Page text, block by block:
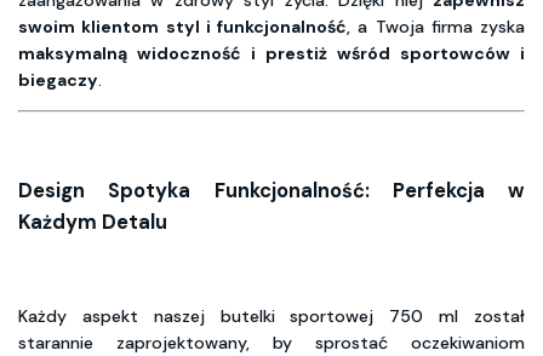
swoim klientom styl i funkcjonalność, a Twoja firma zyska
maksymalną widoczność i prestiż wśród sportowców i
biegaczy.
Design Spotyka Funkcjonalność: Perfekcja w
Każdym Detalu
Każdy aspekt naszej butelki sportowej 750 ml został
starannie zaprojektowany, by sprostać oczekiwaniom